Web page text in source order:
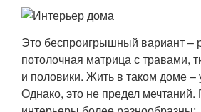
Это беспроигрышный вариант –
потолочная матрица с травами,
и половики. Жить в таком доме –
Однако, это не предел